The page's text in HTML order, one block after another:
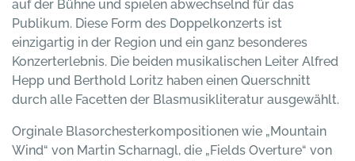
auf der Bühne und spielen abwechselnd für das
Publikum. Diese Form des Doppelkonzerts ist
einzigartig in der Region und ein ganz besonderes
Konzerterlebnis. Die beiden musikalischen Leiter Alfred
Hepp und Berthold Loritz haben einen Querschnitt
durch alle Facetten der Blasmusikliteratur ausgewählt.
Orginale Blasorchesterkompositionen wie „Mountain
Wind“ von Martin Scharnagl, die „Fields Overture“ von